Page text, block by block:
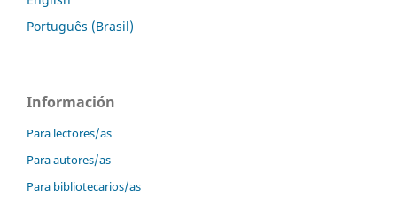
Português (Brasil)
Información
Para lectores/as
Para autores/as
Para bibliotecarios/as